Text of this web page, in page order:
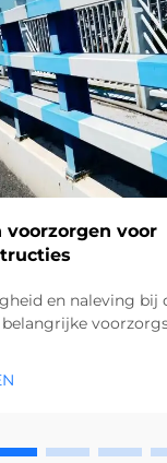
voorzorgen voor
en naleving bij
belangrijke